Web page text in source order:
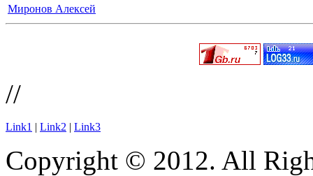
Миронов Алексей
//
Link1 | Link2 | Link3
Copyright © 2012. All